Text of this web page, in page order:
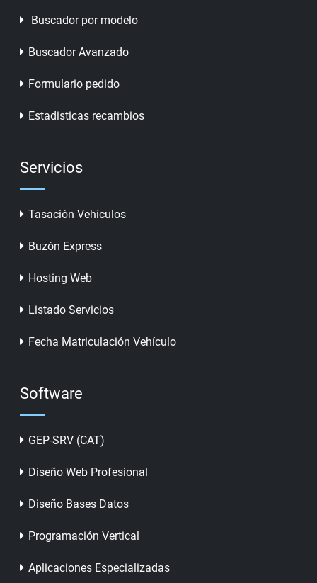
Buscador por modelo
Buscador Avanzado
Formulario pedido
Estadisticas recambios
Servicios
Tasación Vehículos
Buzón Express
Hosting Web
Listado Servicios
Fecha Matriculación Vehículo
Software
GEP-SRV (CAT)
Diseño Web Profesional
Diseño Bases Datos
Programación Vertical
Aplicaciones Especializadas